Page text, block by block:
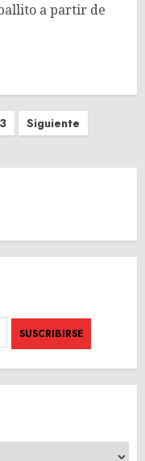
a partir de
Siguiente